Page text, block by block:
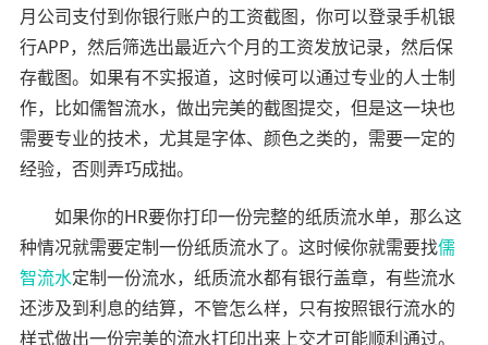
月公司支付到你银行账户的工资截图，你可以登录手机银
行APP，然后筛选出最近六个月的工资发放记录，然后保
存截图。如果有不实报道，这时候可以通过专业的人士制
作，比如儒智流水，做出完美的截图提交，但是这一块也
需要专业的技术，尤其是字体、颜色之类的，需要一定的
经验，否则弄巧成拙。
如果你的HR要你打印一份完整的纸质流水单，那么这
种情况就需要定制一份纸质流水了。这时候你就需要找儒
智流水定制一份流水，纸质流水都有银行盖章，有些流水
还涉及到利息的结算，不管怎么样，只有按照银行流水的
样式做出一份完美的流水打印出来上交才可能顺利通过。